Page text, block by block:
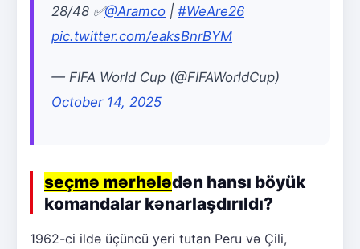
28/48 ✅@Aramco | #WeAre26
pic.twitter.com/eaksBnrBYM
— FIFA World Cup (@FIFAWorldCup)
October 14, 2025
seçmə mərhələdən hansı böyük
komandalar kənarlaşdırıldı?
1962-ci ildə üçüncü yeri tutan Peru və Çili,